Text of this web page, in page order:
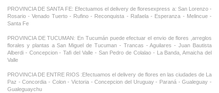
PROVINCIA DE SANTA FE: Efectuamos el delivery de floresexpress a: San Lorenzo -
Rosario - Venado Tuerto - Rufino - Reconquista - Rafaela - Esperanza - Melincue -
Santa Fe
PROVINCIA DE TUCUMAN: En Tucumán puede efectuar el envio de flores ,arreglos
florales y plantas a San Miguel de Tucuman - Trancas - Aguilares - Juan Bautista
Alberdi - Concepcion - Tafi del Valle - San Pedro de Colalao - La Banda, Amaicha del
Valle
PROVINCIA DE ENTRE RIOS :Efectuamos el delivery de flores en las ciudades de La
Paz - Concordia - Colon - Victoria - Concepcion del Uruguay - Paraná - Gualeguay -
Gualeguaychu